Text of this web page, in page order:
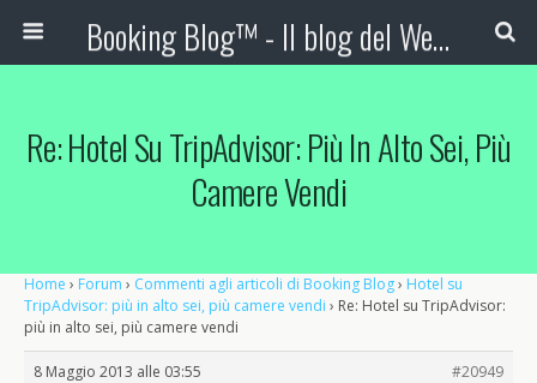
Booking Blog™ - Il blog del Web Marketing Turistico
Re: Hotel Su TripAdvisor: Più In Alto Sei, Più
Camere Vendi
Home › Forum › Commenti agli articoli di Booking Blog› Hotel su
TripAdvisor: più in alto sei, più camere vendi › Re: Hotel su TripAdvisor:
più in alto sei, più camere vendi
8 Maggio 2013 alle 03:55 #20949